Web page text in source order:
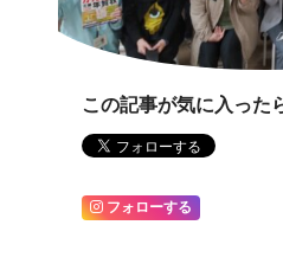
この記事が気に入った
フォローする